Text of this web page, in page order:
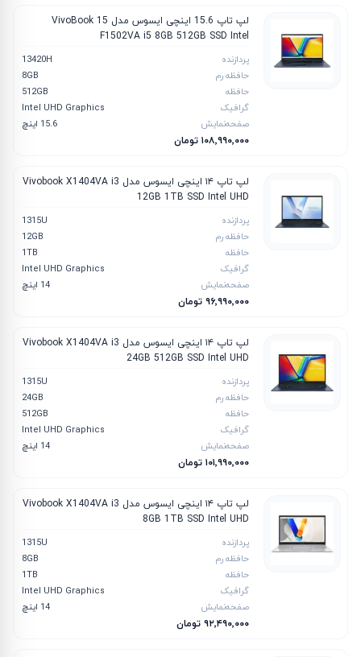
لپ تاپ 15.6 اینچی ایسوس مدل VivoBook 15
F1502VA i5 8GB 512GB SSD Intel
پردازنده
13420H
حافظه رم
8GB
حافظه
512GB
گرافیک
Intel UHD Graphics
صفحه‌نمایش
15.6 اینچ
۱۰۸٬۹۹۰٬۰۰۰ تومان
لپ تاپ ۱۴ اینچی ایسوس مدل Vivobook X1404VA i3
12GB 1TB SSD Intel UHD
پردازنده
1315U
حافظه رم
12GB
حافظه
1TB
گرافیک
Intel UHD Graphics
صفحه‌نمایش
14 اینچ
۹۶٬۹۹۰٬۰۰۰ تومان
لپ تاپ ۱۴ اینچی ایسوس مدل Vivobook X1404VA i3
24GB 512GB SSD Intel UHD
پردازنده
1315U
حافظه رم
24GB
حافظه
512GB
گرافیک
Intel UHD Graphics
صفحه‌نمایش
14 اینچ
۱۰۱٬۹۹۰٬۰۰۰ تومان
لپ تاپ ۱۴ اینچی ایسوس مدل Vivobook X1404VA i3
8GB 1TB SSD Intel UHD
پردازنده
1315U
حافظه رم
8GB
حافظه
1TB
گرافیک
Intel UHD Graphics
صفحه‌نمایش
14 اینچ
۹۲٬۴۹۰٬۰۰۰ تومان